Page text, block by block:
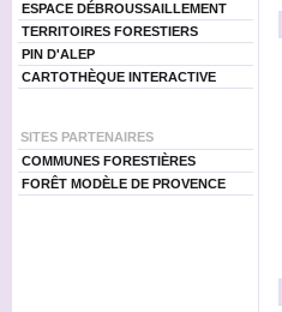
ESPACE DÉBROUSSAILLEMENT
TERRITOIRES FORESTIERS
PIN D'ALEP
CARTOTHÈQUE INTERACTIVE
SITES PARTENAIRES
COMMUNES FORESTIÈRES
FORÊT MODÈLE DE PROVENCE